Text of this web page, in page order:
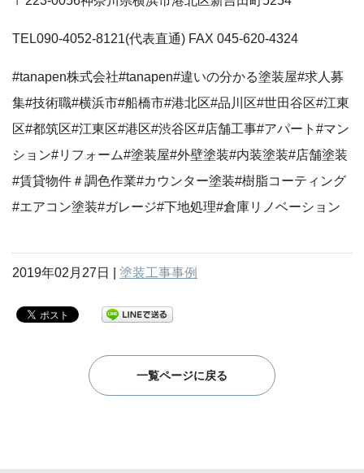
TEL090-4052-8121(代表直通) FAX 045-620-4324
#tanapen株式会社#tanapen#違いの分かる塗装屋#求人募
集#技術職#横浜市#船橋市#港北区#品川区#世田谷区#江東
区#都筑区#江東区#港区#渋谷区#店舗工事#アパート#マン
ション#リフォーム#塗装屋#外壁塗装#内装塗装#店舗塗装
#賃貸物件＃調色作業#カウンター塗装#樹脂コーティング
#エアコン塗装#ガレージ#下地処理#倉庫リノベーション
2019年02月27日 | 塗装工事事例
一覧ページに戻る